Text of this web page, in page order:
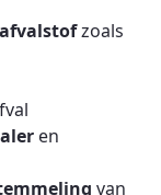
zoals
en
van